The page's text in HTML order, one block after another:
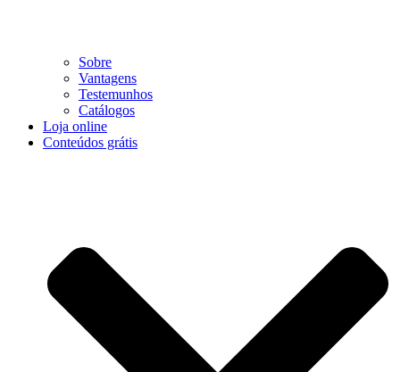
Sobre
Vantagens
Testemunhos
Catálogos
Loja online
Conteúdos grátis